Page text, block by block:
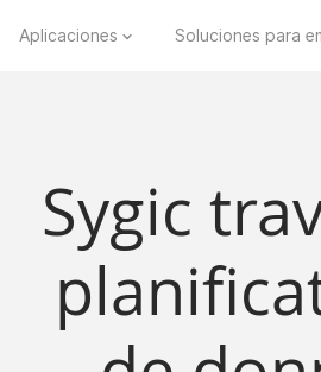
Aplicaciones Soluciones para
Sygic